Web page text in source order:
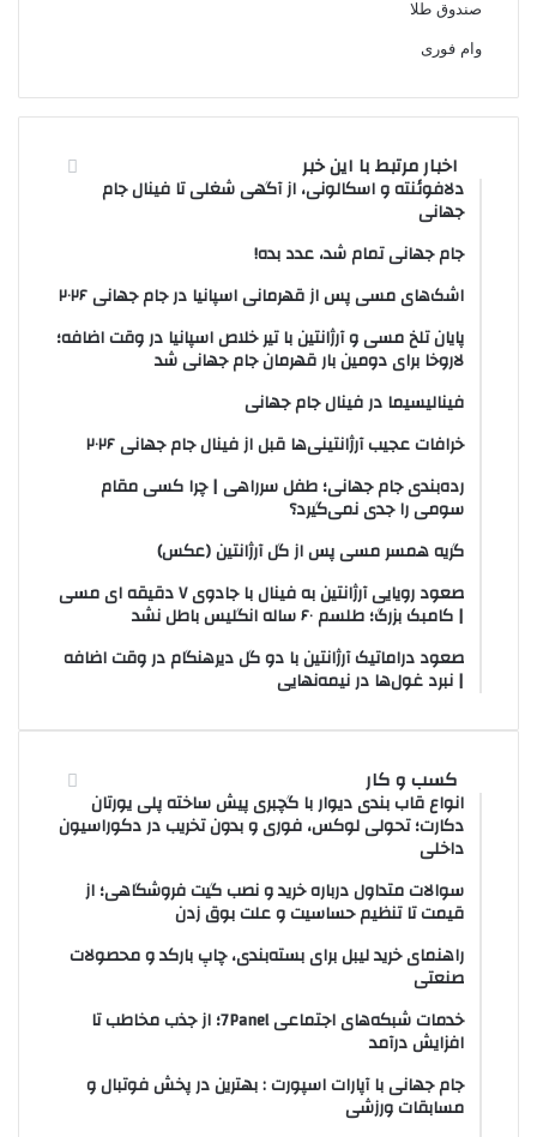
صندوق طلا
وام فوری
اخبار مرتبط با این خبر
دلافوئنته و اسکالونی، از آگهی شغلی تا فینال جام
جهانی
جام جهانی تمام شد، عدد بده!
اشک‌های مسی پس از قهرمانی اسپانیا در جام جهانی ۲۰۲۶
پایان تلخ مسی و آرژانتین با تیر خلاص اسپانیا در وقت اضافه؛
لاروخا برای دومین بار قهرمان جام جهانی شد
فینالیسیما در فینال جام جهانی
خرافات عجیب آرژانتینی‌ها قبل از فینال جام جهانی ۲۰۲۶
رده‌بندی جام جهانی؛ طفل سرراهی | چرا کسی مقام
سومی را جدی نمی‌گیرد؟
گریه همسر مسی پس از گل آرژانتین (عکس)
صعود رویایی آرژانتین به فینال با جادوی ۷ دقیقه ای مسی
| کامبک بزرگ؛ طلسم ۶۰ ساله انگلیس باطل نشد
صعود دراماتیک آرژانتین با دو گل دیرهنگام در وقت اضافه
| نبرد غول‌ها در نیمه‌نهایی
کسب و کار
انواع قاب بندی دیوار با گچبری پیش ساخته پلی یورتان
دکارت؛ تحولی لوکس، فوری و بدون تخریب در دکوراسیون
داخلی
سوالات متداول درباره خرید و نصب گیت فروشگاهی؛ از
قیمت تا تنظیم حساسیت و علت بوق زدن
راهنمای خرید لیبل برای بسته‌بندی، چاپ بارکد و محصولات
صنعتی
خدمات شبکه‌های اجتماعی 7Panel؛ از جذب مخاطب تا
افزایش درآمد
جام جهانی با آپارات اسپورت : بهترین در پخش فوتبال و
مسابقات ورزشی